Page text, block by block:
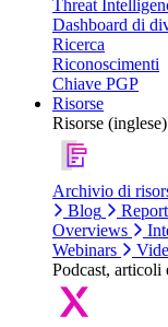
Threat
Dashboard di
Ricerca
Riconoscimenti
Chiave PGP
Risorse
Risorse (inglese)
Archivio di
Blog
Overviews
Webinars
Podcast, articoli